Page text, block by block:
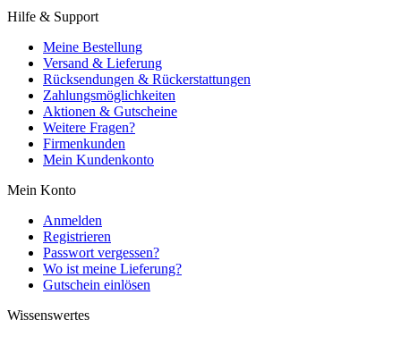
Hilfe & Support
Meine Bestellung
Versand & Lieferung
Rücksendungen & Rückerstattungen
Zahlungsmöglichkeiten
Aktionen & Gutscheine
Weitere Fragen?
Firmenkunden
Mein Kundenkonto
Mein Konto
Anmelden
Registrieren
Passwort vergessen?
Wo ist meine Lieferung?
Gutschein einlösen
Wissenswertes